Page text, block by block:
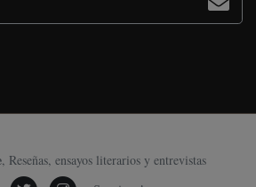
, Reseñas, ensayos literarios y entrevistas